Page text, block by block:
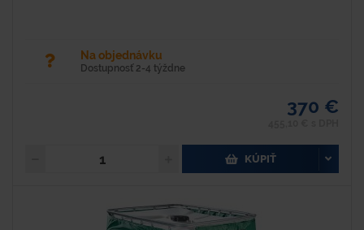
Na objednávku
Dostupnosť 2-4 týždne
370 €
KÚPIŤ